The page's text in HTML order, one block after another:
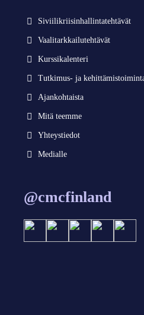
Siviilikriisinhallintatehtävät
Vaalitarkkailutehtävät
Kurssikalenteri
Tutkimus- ja
Ajankohtaista
Mitä teemme
Yhteystiedot
Medialle
@cmcfinland